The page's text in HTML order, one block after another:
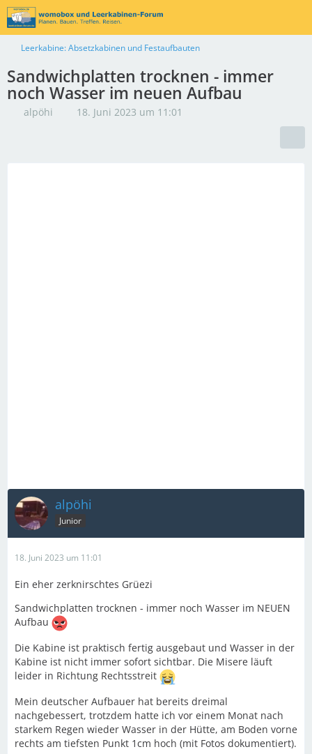
Leerkabine: Absetzkabinen und Festaufbauten
Sandwichplatten trocknen - immer
noch Wasser im neuen Aufbau
alpöhi 18. Juni 2023 um 11:01
alpöhi
Junior
18. Juni 2023 um 11:01
Ein eher zerknirschtes Grüezi
Sandwichplatten trocknen - immer noch Wasser im NEUEN
Aufbau
Die Kabine ist praktisch fertig ausgebaut und Wasser in der
Kabine ist nicht immer sofort sichtbar. Die Misere läuft
leider in Richtung Rechtsstreit
Mein deutscher Aufbauer hat bereits dreimal
nachgebessert, trotzdem hatte ich vor einem Monat nach
starkem Regen wieder Wasser in der Hütte, am Boden vorne
rechts am tiefsten Punkt 1cm hoch (mit Fotos dokumentiert).